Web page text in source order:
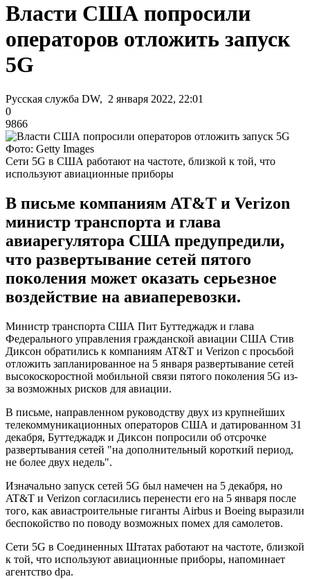
Власти США попросили
операторов отложить запуск
5G
Русская служба DW, 2 января 2022, 22:01
0
9866
Фото: Getty Images
Сети 5G в США работают на частоте, близкой к той, что
используют авиационные приборы
В письме компаниям AT&T и Verizon
министр транспорта и глава
авиарегулятора США предупредили,
что развертывание сетей пятого
поколения может оказать серьезное
воздействие на авиаперевозки.
Министр транспорта США Пит Буттеджадж и глава
Федерального управления гражданской авиации США Стив
Диксон обратились к компаниям AT&T и Verizon с просьбой
отложить запланированное на 5 января развертывание сетей
высокоскоростной мобильной связи пятого поколения 5G из-
за возможных рисков для авиации.
В письме, направленном руководству двух из крупнейших
телекоммуникационных операторов США и датированном 31
декабря, Буттеджадж и Диксон попросили об отсрочке
развертывания сетей "на дополнительный короткий период,
не более двух недель".
Изначально запуск сетей 5G был намечен на 5 декабря, но
AT&T и Verizon согласились перенести его на 5 января после
того, как авиастроительные гиганты Airbus и Boeing выразили
беспокойство по поводу возможных помех для самолетов.
Сети 5G в Соединенных Штатах работают на частоте, близкой
к той, что используют авиационные приборы, напоминает
агентство dpa.